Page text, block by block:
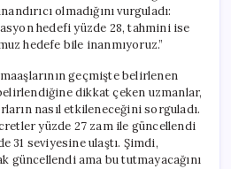
olmadığını vurguladı:
hedefi yüzde 28, tahmini ise
hedefe bile inanmıyoruz.”
geçmişte belirlenen
dikkat çeken uzmanlar,
nasıl etkileneceğini sorguladı.
yüzde 27 zam ile güncellendi
31 seviyesine ulaştı. Şimdi,
güncellendi ama bu tutmayacağını